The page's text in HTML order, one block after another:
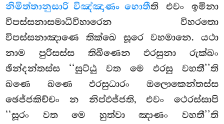
නිමිත්තානුසාරි විඤ්ඤාණං හොතීති එවං ඉමිනා
විපස්සනාසමාධිවිහාරෙන විහරතො
විපස්සනාඤාණෙ තික්ඛෙ සූරෙ වහමානෙ. යථා
නාම පුරිසස්ස තිඛිණෙන ඵරසුනා රුක්ඛං
ඡින්දන්තස්ස ‘‘සුට්ඨු වත මෙ ඵරසු වහතී’’ති
ඛණෙ ඛණෙ ඵරසුධාරං ඔලොකෙන්තස්ස
ඡෙජ්ජකිච්චං න නිප්ඵජ්ජති, එවං ථෙරස්සාපි
‘‘සූරං වත මෙ හුත්වා ඤාණං වහතී’’ති